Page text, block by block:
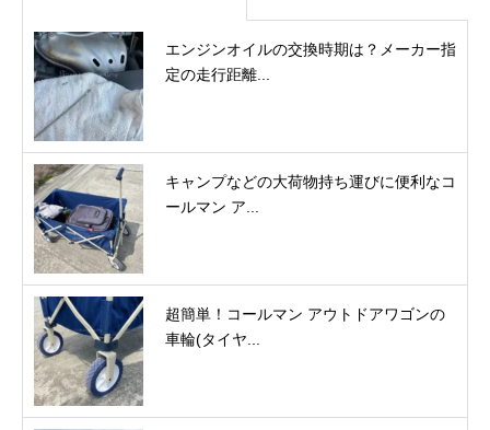
エンジンオイルの交換時期は？メーカー指
定の走行距離...
キャンプなどの大荷物持ち運びに便利なコ
ールマン ア...
超簡単！コールマン アウトドアワゴンの
車輪(タイヤ...